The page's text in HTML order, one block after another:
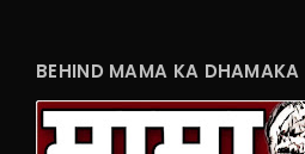
BEHIND MAMA KA DHAMAKA